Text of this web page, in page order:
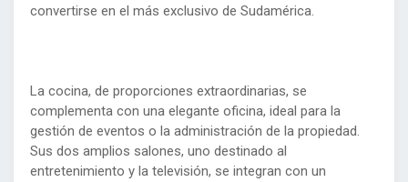
convertirse en el más exclusivo de Sudamérica.
La cocina, de proporciones extraordinarias, se
complementa con una elegante oficina, ideal para la
gestión de eventos o la administración de la propiedad.
Sus dos amplios salones, uno destinado al
entretenimiento y la televisión, se integran con un